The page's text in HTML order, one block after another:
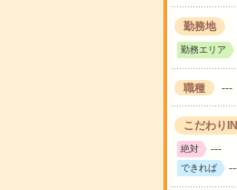
勤務地
勤務エリア
職種 ---
こだわり
絶対 ---
できれば